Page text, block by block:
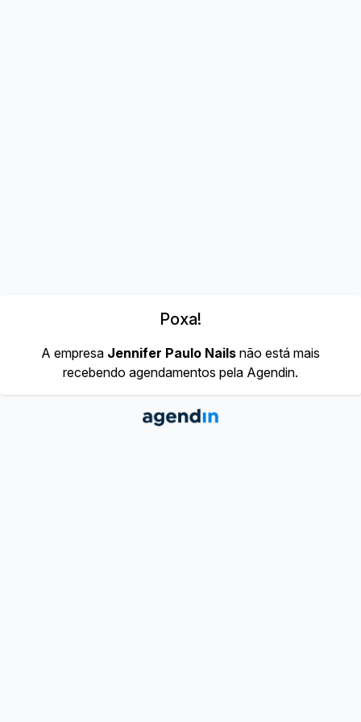
Poxa!
A empresa Jennifer Paulo Nails não está mais
recebendo agendamentos pela Agendin.